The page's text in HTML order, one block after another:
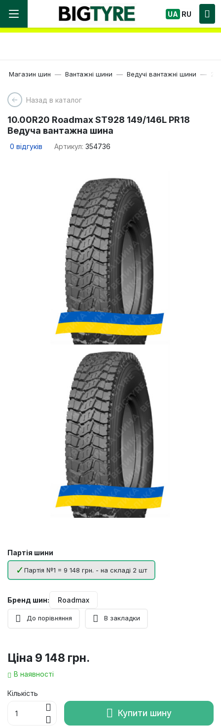
Ми працюємо! Великий вибір Шин, швидка
доставка по Україні!
UA RU
Магазин шин Вантажні шини Ведучі вантажні шини 20
Назад в каталог
10.00R20 Roadmax ST928 149/146L PR18
Ведуча вантажна шина
0 відгуків Артикул: 354736
Партія шини
Партія №1 = 9 148 грн. - на складі 2 шт
Бренд шин: Roadmax
До порівняння В закладки
Ціна 9 148 грн.
В наявності
Кількість
Купити шину